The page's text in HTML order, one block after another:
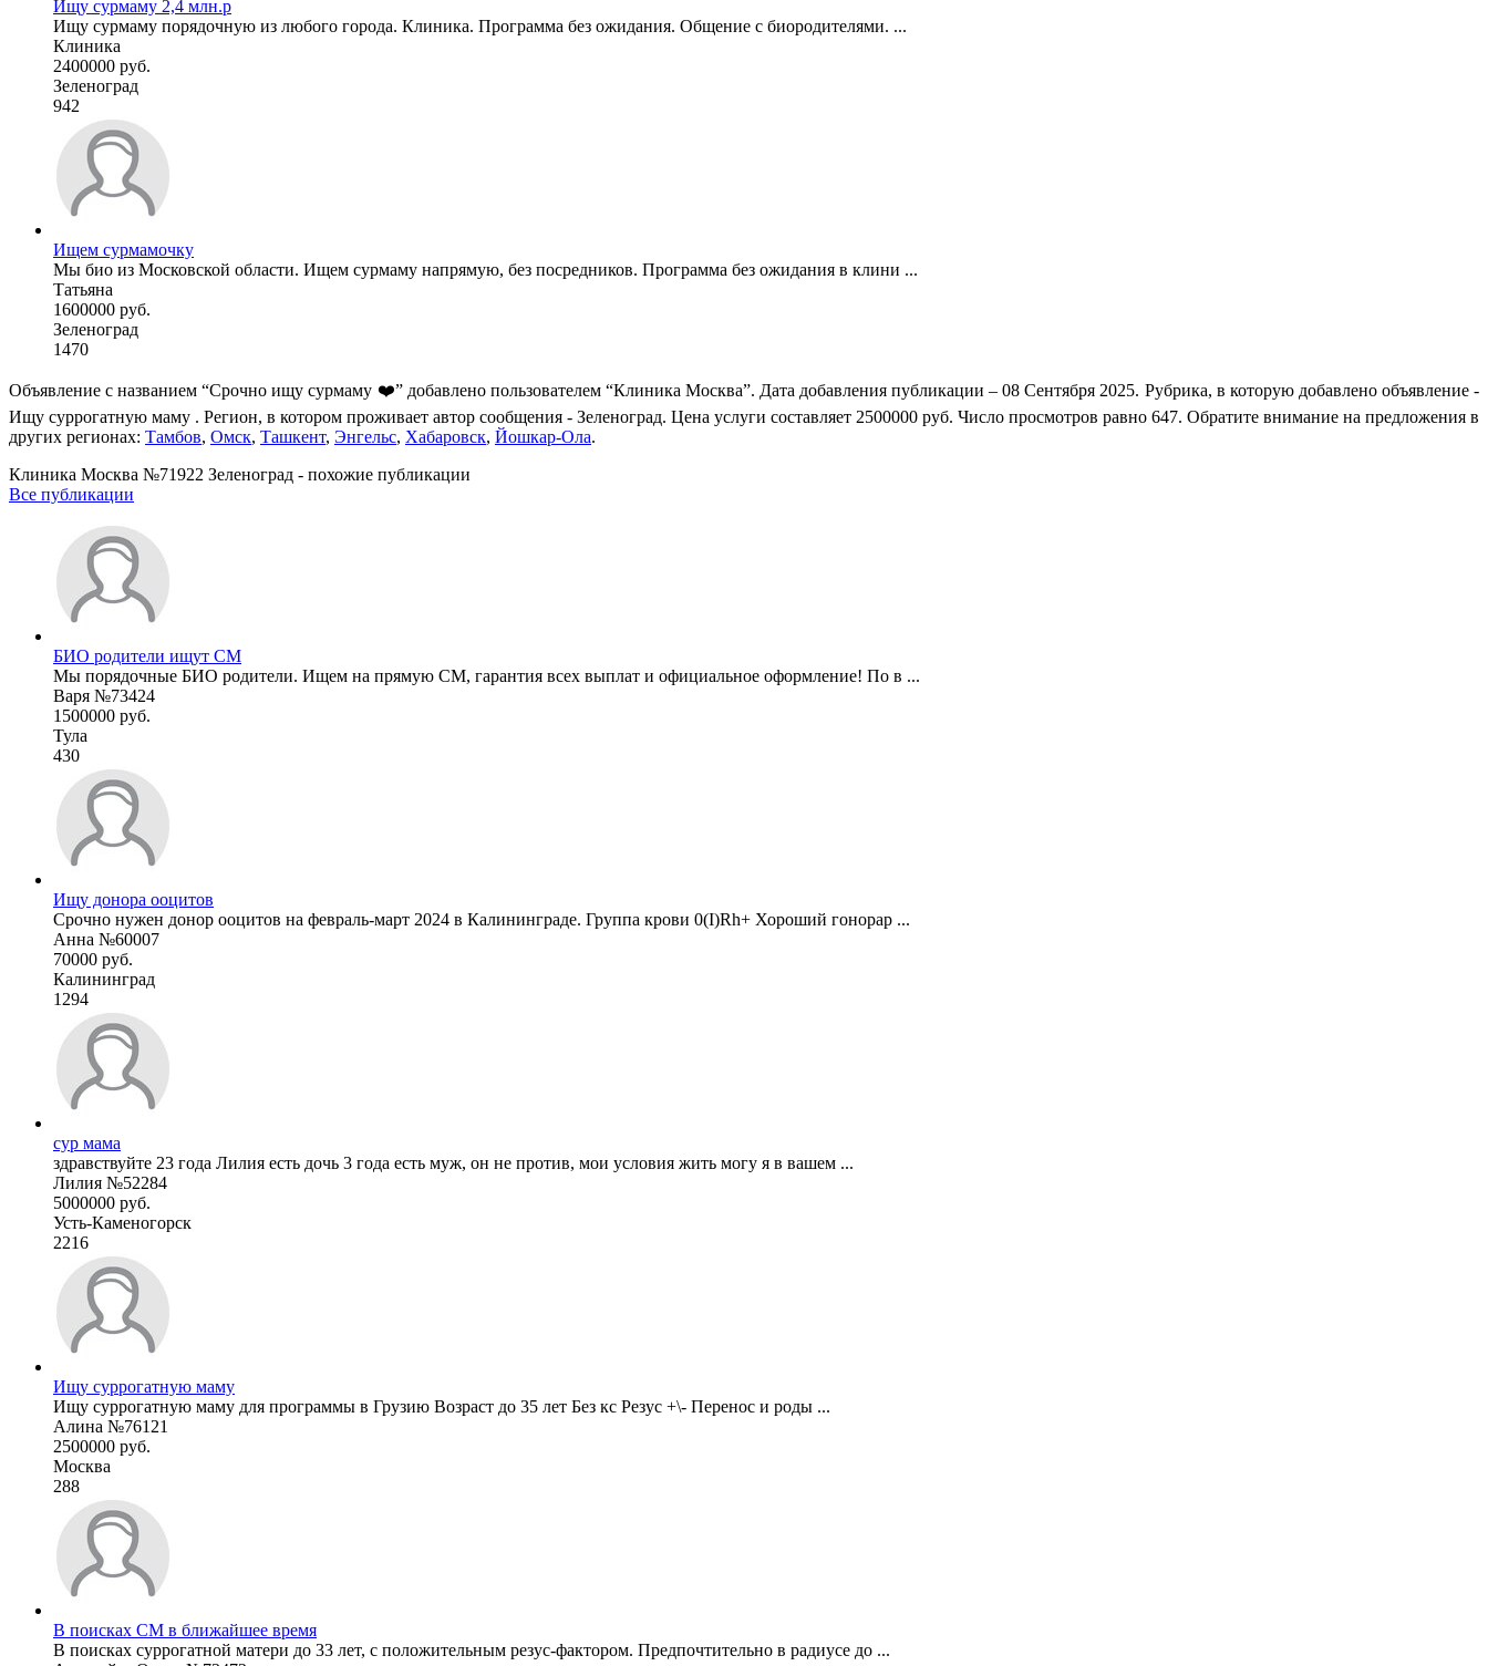
Ищу сурмаму 2,4 млн.р
Ищу сурмаму порядочную из любого города. Клиника. Программа без ожидания. Общение с биородителями. ...
Клиника
2400000 руб.
Зеленоград
942
Ищем сурмамочку
Мы био из Московской области. Ищем сурмаму напрямую, без посредников. Программа без ожидания в клини ...
Татьяна
1600000 руб.
Зеленоград
1470
Объявление с названием “Срочно ищу сурмаму ❤️” добавлено пользователем “Клиника Москва”. Дата добавления публикации – 08 Сентября 2025. Рубрика, в которую добавлено объявление -
Ищу суррогатную маму . Регион, в котором проживает автор сообщения - Зеленоград. Цена услуги составляет 2500000 руб. Число просмотров равно 647. Обратите внимание на предложения в
других регионах: Тамбов, Омск, Ташкент, Энгельс, Хабаровск, Йошкар-Ола.
Клиника Москва №71922 Зеленоград - похожие публикации
Все публикации
БИО родители ищут СМ
Мы порядочные БИО родители. Ищем на прямую СМ, гарантия всех выплат и официальное оформление! По в ...
Варя №73424
1500000 руб.
Тула
430
Ищу донора ооцитов
Срочно нужен донор ооцитов на февраль-март 2024 в Калининграде. Группа крови 0(I)Rh+ Хороший гонорар ...
Анна №60007
70000 руб.
Калининград
1294
сур мама
здравствуйте 23 года Лилия есть дочь 3 года есть муж, он не против, мои условия жить могу я в вашем ...
Лилия №52284
5000000 руб.
Усть-Каменогорск
2216
Ищу суррогатную маму
Ищу суррогатную маму для программы в Грузию Возраст до 35 лет Без кс Резус +\- Перенос и роды ...
Алина №76121
2500000 руб.
Москва
288
В поисках СМ в ближайшее время
В поисках суррогатной матери до 33 лет, с положительным резус-фактором. Предпочтительно в радиусе до ...